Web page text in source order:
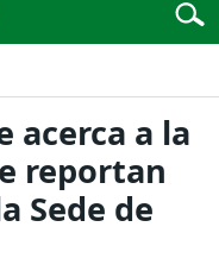
acerca a la
reportan
Sede de